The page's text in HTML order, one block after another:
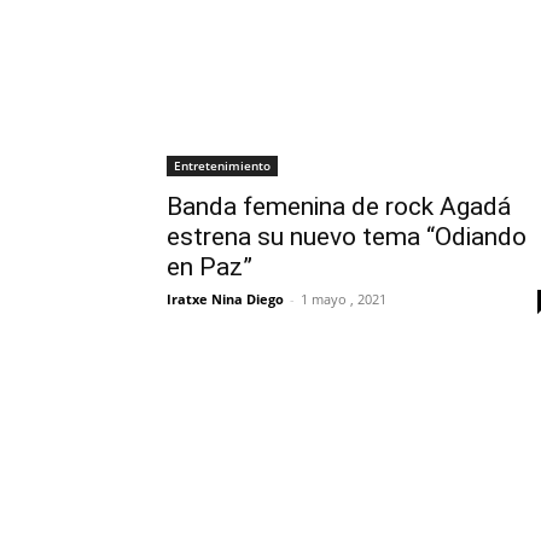
Entretenimiento
Banda femenina de rock Agadá
estrena su nuevo tema “Odiando
en Paz”
Iratxe Nina Diego - 1 mayo , 2021